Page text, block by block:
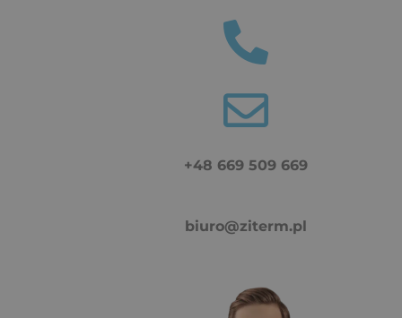
+48 669 509 669
biuro@ziterm.pl